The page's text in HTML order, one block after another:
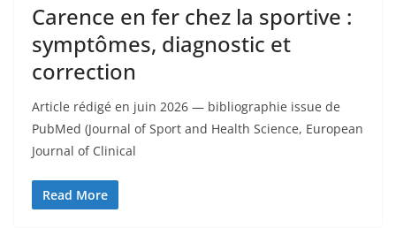
Carence en fer chez la sportive :
symptômes, diagnostic et
correction
Article rédigé en juin 2026 — bibliographie issue de
PubMed (Journal of Sport and Health Science, European
Journal of Clinical
Read More